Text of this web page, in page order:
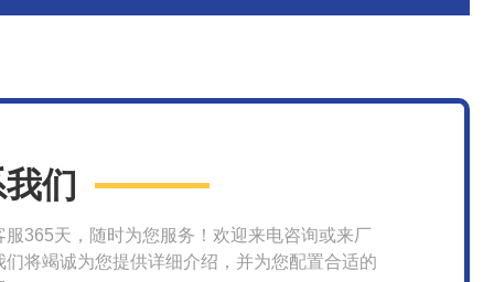
们
服365天，随时为您服务！欢迎来电咨询或来厂
们将竭诚为您提供详细介绍，并为您配置合适的